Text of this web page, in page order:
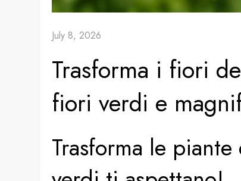
July 8, 2026
Trasforma i fiori
fiori verdi e
Trasforma le